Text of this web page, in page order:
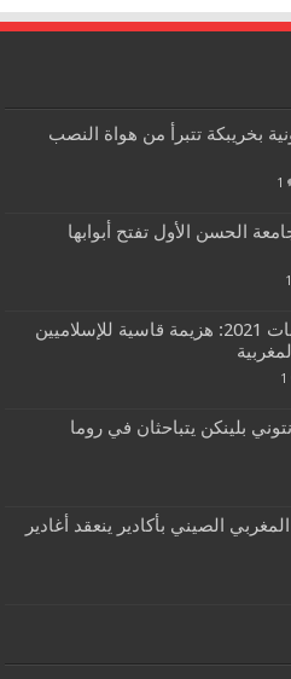
بخريبكة تتبرأ من هواة النصب
1
الحسن الأول تفتح أبوابها
1
قراءة في انتخابات 2021: هزيمة قاسية للإسلاميين
1
بلينكن يتباحثان في روما
الصيني بأكادير ينعقد أغادير